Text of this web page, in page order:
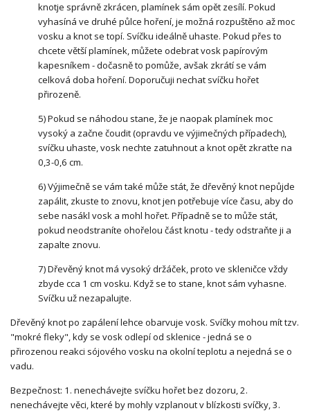
knotje správně zkrácen, plamínek sám opět zesílí. Pokud
vyhasíná ve druhé půlce hoření, je možná rozpuštěno až moc
vosku a knot se topí. Svíčku ideálně uhaste. Pokud přes to
chcete větší plamínek, můžete odebrat vosk papírovým
kapesníkem - dočasně to pomůže, avšak zkrátí se vám
celková doba hoření. Doporučuji nechat svíčku hořet
přirozeně.
5) Pokud se náhodou stane, že je naopak plamínek moc
vysoký a začne čoudit (opravdu ve výjimečných případech),
svíčku uhaste, vosk nechte zatuhnout a knot opět zkraťte na
0,3-0,6 cm.
6) Výjimečně se vám také může stát, že dřevěný knot nepůjde
zapálit, zkuste to znovu, knot jen potřebuje více času, aby do
sebe nasákl vosk a mohl hořet. Případně se to může stát,
pokud neodstraníte ohořelou část knotu - tedy odstraňte ji a
zapalte znovu.
7) Dřevěný knot má vysoký držáček, proto ve skleničce vždy
zbyde cca 1 cm vosku. Když se to stane, knot sám vyhasne.
Svíčku už nezapalujte.
Dřevěný knot po zapálení lehce obarvuje vosk. Svíčky mohou mít tzv.
"mokré fleky", kdy se vosk odlepí od sklenice - jedná se o
přirozenou reakci sójového vosku na okolní teplotu a nejedná se o
vadu.
Bezpečnost: 1. nenechávejte svíčku hořet bez dozoru, 2.
nenechávejte věci, které by mohly vzplanout v blízkosti svíčky, 3.